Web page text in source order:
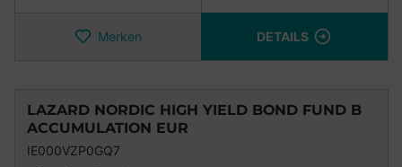
Merken DETAILS
LAZARD NORDIC HIGH YIELD BOND FUND B
ACCUMULATION EUR
IE000VZP0GQ7